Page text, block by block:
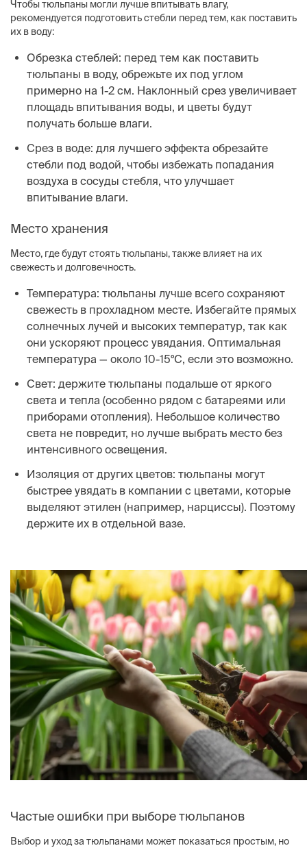
Чтобы тюльпаны могли лучше впитывать влагу,
рекомендуется подготовить стебли перед тем, как поставить
их в воду:
Обрезка стеблей: перед тем как поставить
тюльпаны в воду, обрежьте их под углом
примерно на 1-2 см. Наклонный срез увеличивает
площадь впитывания воды, и цветы будут
получать больше влаги.
Срез в воде: для лучшего эффекта обрезайте
стебли под водой, чтобы избежать попадания
воздуха в сосуды стебля, что улучшает
впитывание влаги.
Место хранения
Место, где будут стоять тюльпаны, также влияет на их
свежесть и долговечность.
Температура: тюльпаны лучше всего сохраняют
свежесть в прохладном месте. Избегайте прямых
солнечных лучей и высоких температур, так как
они ускоряют процесс увядания. Оптимальная
температура — около 10-15°C, если это возможно.
Свет: держите тюльпаны подальше от яркого
света и тепла (особенно рядом с батареями или
приборами отопления). Небольшое количество
света не повредит, но лучше выбрать место без
интенсивного освещения.
Изоляция от других цветов: тюльпаны могут
быстрее увядать в компании с цветами, которые
выделяют этилен (например, нарциссы). Поэтому
держите их в отдельной вазе.
Частые ошибки при выборе тюльпанов
Выбор и уход за тюльпанами может показаться простым, но